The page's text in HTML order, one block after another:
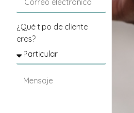
¿Qué tipo de cliente
eres?